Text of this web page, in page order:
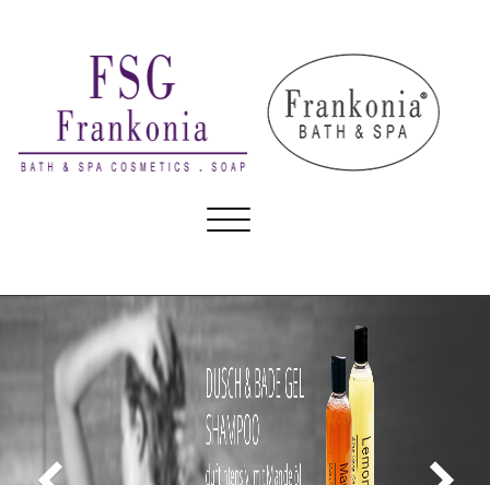
FSG Frankonia GmbH
Toggle